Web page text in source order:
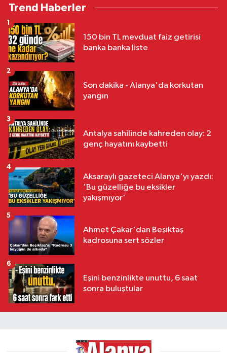
Trend Haberler
150 bin TL mevduat faiz getirisi
banka banka liste
1
Son dakika - Alanya'da korkutan
yangın
2
Antalya sahilinde kahreden olay: 2
genç hayatını kaybetti
3
Aksaraylı gazeteci Alanya'yı yazdı:
'Bu güzelliğe bu eksikler
yakışmıyor'
4
Ahmet Çakar'dan Beşiktaş
kadrosuna sert sözler
5
Eşini benzinlikte unuttu, 6 saat
sonra buluştular
6